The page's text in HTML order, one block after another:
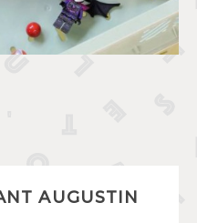
AUGUSTIN